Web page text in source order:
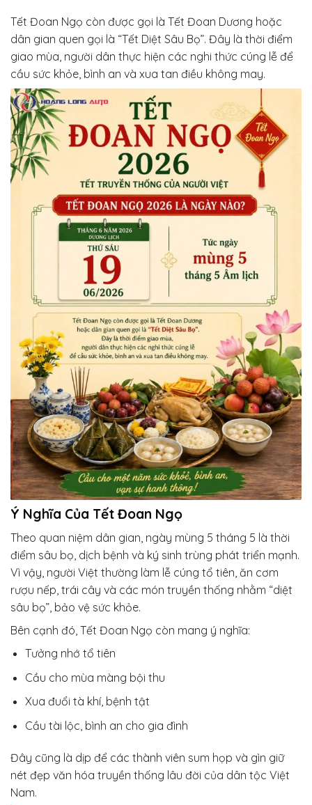
Tết Đoan Ngọ còn được gọi là Tết Đoan Dương hoặc
dân gian quen gọi là “Tết Diệt Sâu Bọ”. Đây là thời điểm
giao mùa, người dân thực hiện các nghi thức cúng lễ để
cầu sức khỏe, bình an và xua tan điều không may.
Ý Nghĩa Của Tết Đoan Ngọ
Theo quan niệm dân gian, ngày mùng 5 tháng 5 là thời
điểm sâu bọ, dịch bệnh và ký sinh trùng phát triển mạnh.
Vì vậy, người Việt thường làm lễ cúng tổ tiên, ăn cơm
rượu nếp, trái cây và các món truyền thống nhằm “diệt
sâu bọ”, bảo vệ sức khỏe.
Bên cạnh đó, Tết Đoan Ngọ còn mang ý nghĩa:
Tưởng nhớ tổ tiên
Cầu cho mùa màng bội thu
Xua đuổi tà khí, bệnh tật
Cầu tài lộc, bình an cho gia đình
Đây cũng là dịp để các thành viên sum họp và gìn giữ
nét đẹp văn hóa truyền thống lâu đời của dân tộc Việt
Nam.